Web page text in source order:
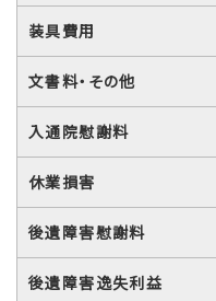
装具費用
文書料・その他
入通院慰謝料
休業損害
後遺障害慰謝料
後遺障害逸失利益